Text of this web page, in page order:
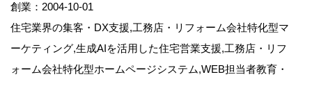
創業：2004-10-01
住宅業界の集客・DX支援,工務店・リフォーム会社特化型マ
ーケティング,生成AIを活用した住宅営業支援,工務店・リフ
ォーム会社特化型ホームページシステム,WEB担当者教育・